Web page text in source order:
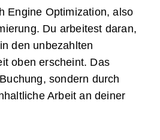
Engine Optimization, also
Du arbeitest daran,
den unbezahlten
oben erscheint. Das
sondern durch
Arbeit an deiner